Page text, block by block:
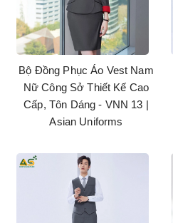
Bộ Đồng Phục Áo Vest Nam
Nữ Công Sở Thiết Kế Cao
Cấp, Tôn Dáng - VNN 13 |
Asian Uniforms